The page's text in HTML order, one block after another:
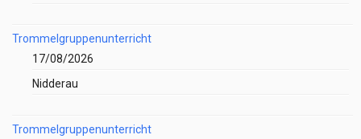
Trommelgruppenunterricht
17/08/2026
Nidderau
Trommelgruppenunterricht